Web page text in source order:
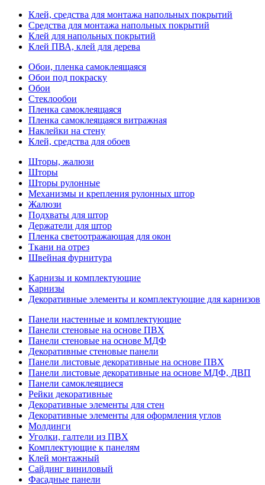
Клей, средства для монтажа напольных покрытий
Средства для монтажа напольных покрытий
Клей для напольных покрытий
Клей ПВА, клей для дерева
Обои, пленка самоклеящаяся
Обои под покраску
Обои
Стеклообои
Пленка самоклеящаяся
Пленка самоклеящаяся витражная
Наклейки на стену
Клей, средства для обоев
Шторы, жалюзи
Шторы
Шторы рулонные
Механизмы и крепления рулонных штор
Жалюзи
Подхваты для штор
Держатели для штор
Пленка светоотражающая для окон
Ткани на отрез
Швейная фурнитура
Карнизы и комплектующие
Карнизы
Декоративные элементы и комплектующие для карнизов
Панели настенные и комплектующие
Панели стеновые на основе ПВХ
Панели стеновые на основе МДФ
Декоративные стеновые панели
Панели листовые декоративные на основе ПВХ
Панели листовые декоративные на основе МДФ, ДВП
Панели самоклеящиеся
Рейки декоративные
Декоративные элементы для стен
Декоративные элементы для оформления углов
Молдинги
Уголки, галтели из ПВХ
Комплектующие к панелям
Клей монтажный
Сайдинг виниловый
Фасадные панели